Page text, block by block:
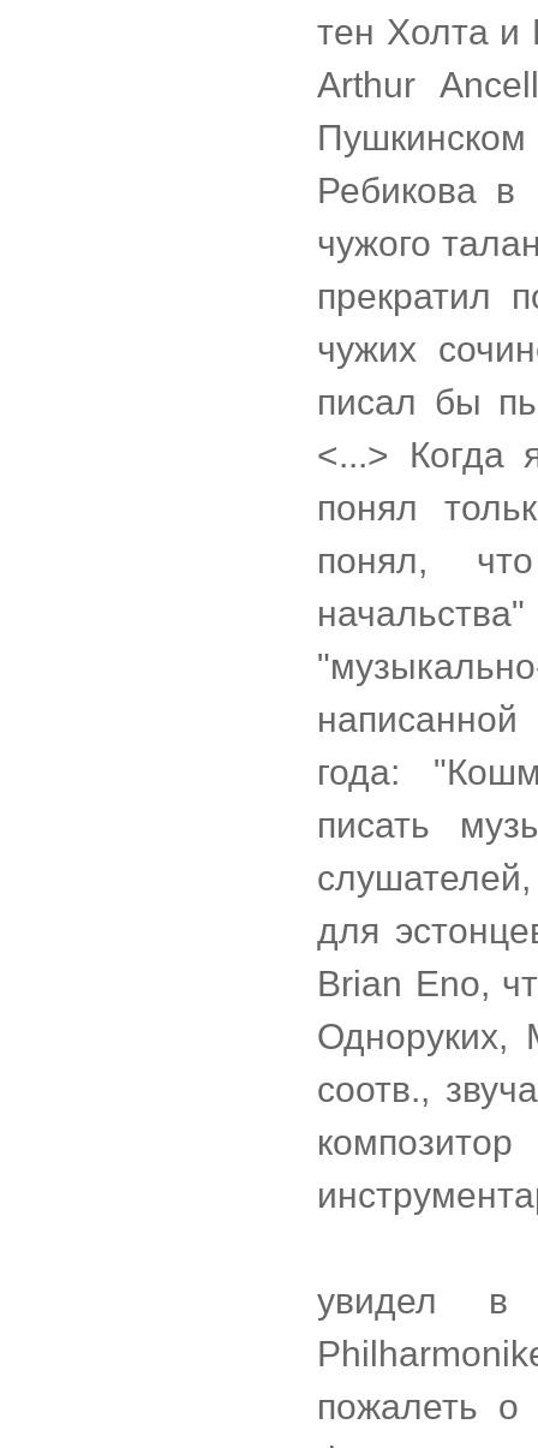
тен Холта и
Arthur
Ребикова в
чужого
прекратил
чужих
писал бы
<...> Когда
понял
понял,
года:
писать
для
Brian Eno,
Одноруких,
соотв.,
увидел в
пожалеть